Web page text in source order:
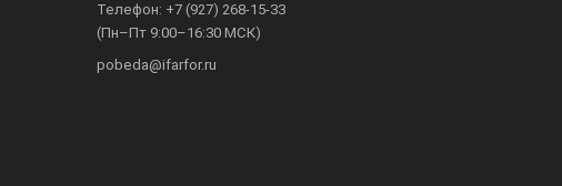
Телефон: +7 (927) 268-15-33
(Пн–Пт 9:00–16:30 МСК)
pobeda@ifarfor.ru